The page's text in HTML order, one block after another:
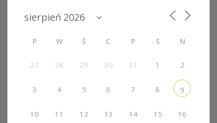
P W Ś C P S N
27 28 29 30 31 1 2
3 4 5 6 7 8 9
10 11 12 13 14 15 16